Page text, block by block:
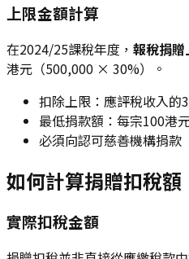
上限金額計算
在2024/25課稅年度， 報稅捐贈
港元（500,000 × 30%）。
扣除上限：應評稅收入的
最低捐款額：每宗100港
必須向認可慈善機構捐款
如何計算捐贈扣稅額
實際扣稅金額